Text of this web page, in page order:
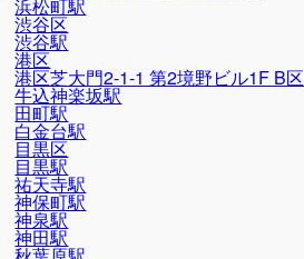
浜松町駅
渋谷区
渋谷駅
港区
港区芝大門2-1-1 第2境野ビル1F B区
牛込神楽坂駅
田町駅
白金台駅
目黒区
目黒駅
祐天寺駅
神保町駅
神泉駅
神田駅